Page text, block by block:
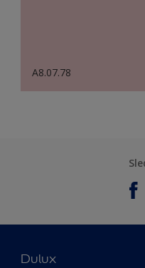
A8.07.78
Dulux